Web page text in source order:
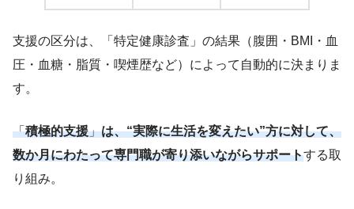
支援の区分は、「特定健康診査」の結果（腹囲・BMI・血
圧・血糖・脂質・喫煙歴など）によって自動的に決まりま
す。
「積極的支援」は、“実際に生活を変えたい”方に対して、
数か月にわたって専門職が寄り添いながらサポートする取
り組み。